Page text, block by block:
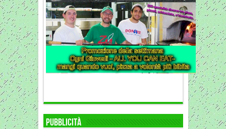
Pubblicità